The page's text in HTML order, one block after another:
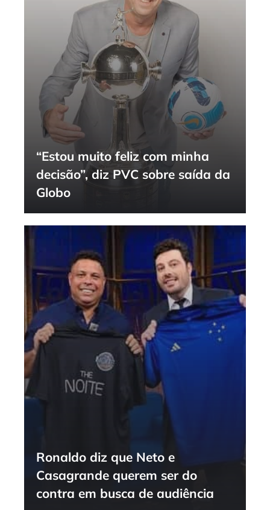
“Estou muito feliz com minha
decisão”, diz PVC sobre saída da
Globo
Ronaldo diz que Neto e
Casagrande querem ser do
contra em busca de audiência